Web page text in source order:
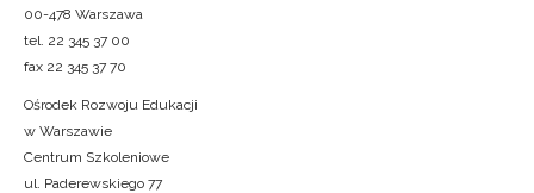
00-478 Warszawa
tel. 22 345 37 00
fax 22 345 37 70
Ośrodek Rozwoju Edukacji
w Warszawie
Centrum Szkoleniowe
ul. Paderewskiego 77